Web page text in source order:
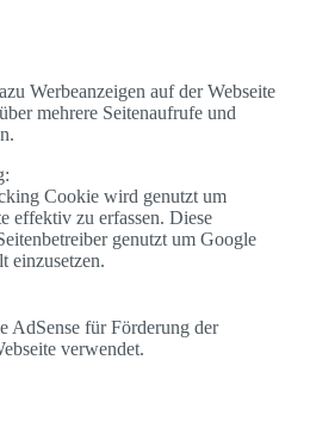
Werbeanzeigen auf der Webseite
mehrere Seitenaufrufe und
Cookie wird genutzt um
effektiv zu erfassen. Diese
genutzt um Google
einzusetzen.
AdSense für Förderung der
verwendet.